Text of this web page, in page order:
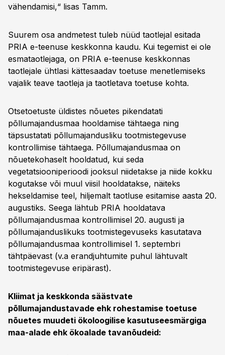
vähendamisi,“ lisas Tamm.
Suurem osa andmetest tuleb nüüd taotlejal esitada
PRIA e-teenuse keskkonna kaudu. Kui tegemist ei ole
esmataotlejaga, on PRIA e-teenuse keskkonnas
taotlejale ühtlasi kättesaadav toetuse menetlemiseks
vajalik teave taotleja ja taotletava toetuse kohta.
Otsetoetuste üldistes nõuetes pikendatati
põllumajandusmaa hooldamise tähtaega ning
täpsustatati põllumajandusliku tootmistegevuse
kontrollimise tähtaega. Põllumajandusmaa on
nõuetekohaselt hooldatud, kui seda
vegetatsiooniperioodi jooksul niidetakse ja niide kokku
kogutakse või muul viisil hooldatakse, näiteks
hekseldamise teel, hiljemalt taotluse esitamise aasta 20.
augustiks. Seega lähtub PRIA hooldatava
põllumajandusmaa kontrollimisel 20. augusti ja
põllumajanduslikuks tootmistegevuseks kasutatava
põllumajandusmaa kontrollimisel 1. septembri
tähtpäevast (v.a erandjuhtumite puhul lähtuvalt
tootmistegevuse eripärast).
Kliimat ja keskkonda säästvate
põllumajandustavade ehk rohestamise toetuse
nõuetes muudeti ökoloogilise kasutuseesmärgiga
maa-alade ehk ökoalade tavanõudeid: